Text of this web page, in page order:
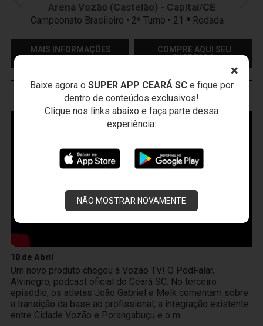
×
Baixe agora o SUPER APP CEARÁ SCe fique por
dentro de conteúdos exclusivos!
Clique nos links abaixo e faça parte dessa
experiência:
NÃO MOSTRAR NOVAMENTE
Arena Vozão (Castelão) - Capital/CE
Campeonato Brasileiro • 2º Turno • 21 ª Rodada
MAIS INFORMAÇÕES
COMPRE AQUI SEU
INGRESSO
VOZÃOTV
10 de Abril
Um novo produto chegou à Vozão TV! O PodFalar,
Alvinegro, podcast oficial do Ceará SC. No terceiro
episódio, os atletas João Gabriel e Melk comentam sobre
a transição da base ao profissional, a integração existente
entre Cidade Vozão e Porangabuçu e o m